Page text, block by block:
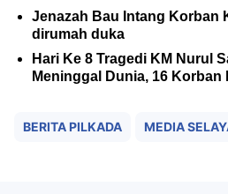
Jenazah Bau Intang Korban
dirumah duka
Hari Ke 8 Tragedi KM Nurul
Meninggal Dunia, 16 Korban
BERITA PILKADA MEDIA